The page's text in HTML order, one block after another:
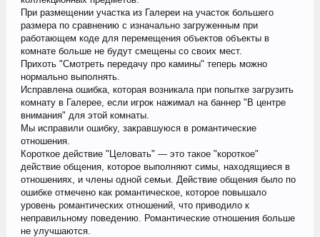
При размещении участка из Галереи на участок большего
размера по сравнению с изначально загруженным при
работающем коде для перемещения объектов объекты в
комнате больше не будут смещены со своих мест.
Прихоть "Смотреть передачу про камины" теперь можно
нормально выполнять.
Исправлена ошибка, которая возникала при попытке загрузить
комнату в Галерее, если игрок нажимал на баннер "В центре
внимания" для этой комнаты.
Мы исправили ошибку, закравшуюся в романтические
отношения.
Короткое действие "Целовать" — это такое "короткое"
действие общения, которое выполняют симы, находящиеся в
отношениях, и члены одной семьи. Действие общения было по
ошибке отмечено как романтическое, которое повышало
уровень романтических отношений, что приводило к
неправильному поведению. Романтические отношения больше
не улучшаются.